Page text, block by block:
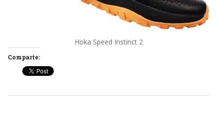
Hoka Speed Instinct 2
Comparte: